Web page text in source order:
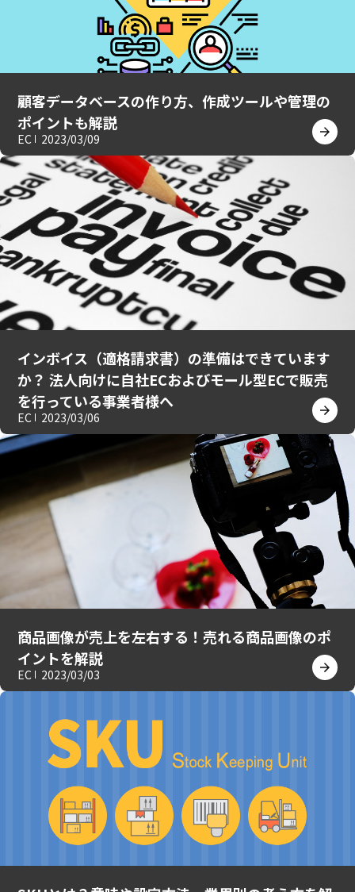
顧客データベースの作り方、作成ツールや管理の
ポイントも解説
EC 2023/03/09
インボイス（適格請求書）の準備はできています
か？ 法人向けに自社ECおよびモール型ECで販売
を行っている事業者様へ
EC 2023/03/06
商品画像が売上を左右する！売れる商品画像のポ
イントを解説
EC 2023/03/03